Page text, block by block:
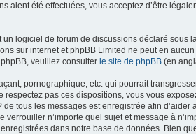
aient été effectuées, vous acceptez d’être
logiciel de forum de discussions déclaré sous
sur internet et phpBB Limited ne peut en
veuillez consulter le site de phpBB (en
pornographique, etc. qui pourrait
pas ces dispositions, vous vous
tous les messages est enregistrée afin
n’importe quel sujet et message à
dans notre base de données. Bien